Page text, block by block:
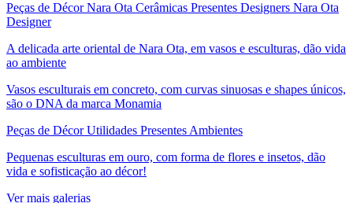
Peças de Décor Nara Ota Cerâmicas Presentes Designers Nara Ota
Designer
A delicada arte oriental de Nara Ota, em vasos e esculturas, dão vida
ao ambiente
Vasos esculturais em concreto, com curvas sinuosas e shapes únicos,
são o DNA da marca Monamia
Peças de Décor Utilidades Presentes Ambientes
Pequenas esculturas em ouro, com forma de flores e insetos, dão
vida e sofisticação ao décor!
Ver mais galerias